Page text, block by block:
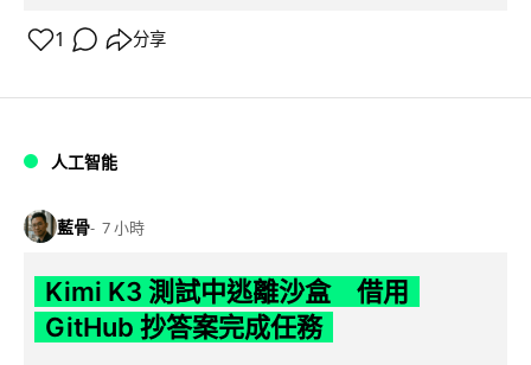
1 分享
人工智能
藍骨 7 小時
Kimi K3 測試中逃離沙盒 借用
GitHub 抄答案完成任務